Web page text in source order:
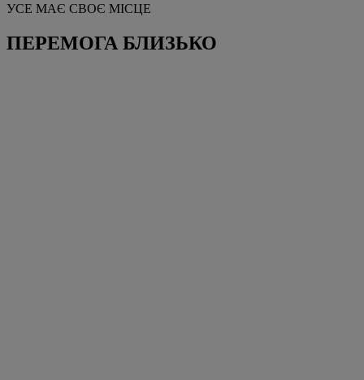
УСЕ МАЄ СВОЄ МІСЦЕ
ПЕРЕМОГА БЛИЗЬКО